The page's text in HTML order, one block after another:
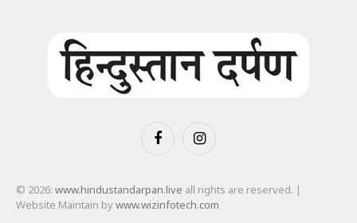
FacebookInstagram
© 2026: www.hindustandarpan.live all rights are reserved. |
Website Maintain bywww.wizinfotech.com